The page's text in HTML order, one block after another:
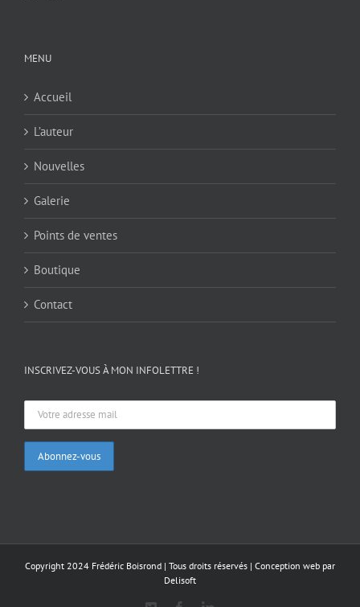
MENU
Accueil
L’auteur
Nouvelles
Galerie
Points de ventes
Boutique
Contact
INSCRIVEZ-VOUS À MON INFOLETTRE !
Copyright 2024 Frédéric Boisrond | Tous droits réservés | Conception web par
Delisoft